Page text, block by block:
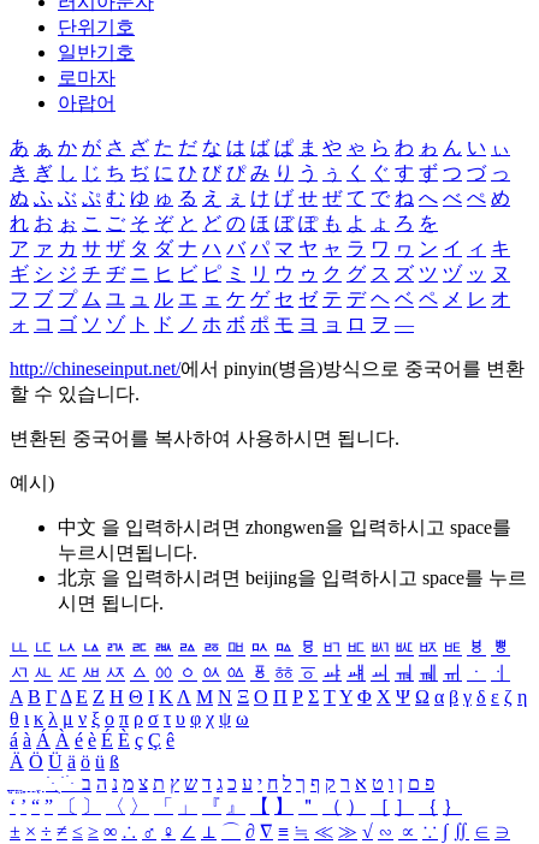
단위기호
일반기호
로마자
아랍어
あ ぁ か が さ ざ た だ な は ば ぱ ま や ゃ ら わ ゎ ん い ぃ
き ぎ し じ ち ぢ に ひ び ぴ み り う ぅ く ぐ す ず つ づ っ
ぬ ふ ぶ ぷ む ゆ ゅ る え ぇ け げ せ ぜ て で ね へ べ ぺ め
れ お ぉ こ ご そ ぞ と ど の ほ ぼ ぽ も よ ょ ろ を
ア ァ カ サ ザ タ ダ ナ ハ バ パ マ ヤ ャ ラ ワ ヮ ン イ ィ キ
ギ シ ジ チ ヂ ニ ヒ ビ ピ ミ リ ウ ゥ ク グ ス ズ ツ ヅ ッ ヌ
フ ブ プ ム ユ ュ ル エ ェ ケ ゲ セ ゼ テ デ ヘ ベ ペ メ レ オ
ォ コ ゴ ソ ゾ ト ド ノ ホ ボ ポ モ ヨ ョ ロ ヲ ―
http://chineseinput.net/에서 pinyin(병음)방식으로 중국어를 변환
할 수 있습니다.
변환된 중국어를 복사하여 사용하시면 됩니다.
예시)
中文 을 입력하시려면 zhongwen을 입력하시고 space를
누르시면됩니다.
北京 을 입력하시려면 beijing을 입력하시고 space를 누르
시면 됩니다.
ㅥ ㅦ ㅧ ㅨ ㅩ ㅪ ㅫ ㅬ ㅭ ㅮ ㅯ ㅰ ㅱ ㅲ ㅳ ㅴ ㅵ ㅶ ㅷ ㅸ
ㅹ
ㅺ ㅻ ㅼ ㅽ ㅾ ㅿ ㆀ ㆁ ㆂ ㆃ ㆄ ㆅ ㆆ ㆇ ㆈ ㆉ ㆊ ㆋ ㆌ ㆍ
ㆎ
Α Β ΓΔ Ε Ζ Η Θ Ι ΚΛ Μ Ν Ξ Ο Π Ρ Σ ΤΥ Φ Χ Ψ Ω α β γ δ ε ζ η
θ ι κ λ μ ν ξ ο π ρ σ τ υ φ χ ψ ω
á à Á À é è É È ç Ç ê
Ä Ö Ü ä ö ü ß
ִֶֹ ֻּ ׁׂ פ ם ן ו ט א ר ק ף ך ל ח י ע כ ג ד ש ץ ת צ מ נ ה ב
‘ ’ “ ” 〔 〕 〈 〉 「 」 『 』 【 】 ＂ （ ） ［ ］ ｛ ｝
± × ÷ ≠ ≤ ≥ ∞ ∴ ♂ ♀ ∠ ⊥ ⌒ ∂ ∇ ≡ ≒ ≪ ≫ √ ∽ ∝ ∵ ∫ ∬ ∈ ∋